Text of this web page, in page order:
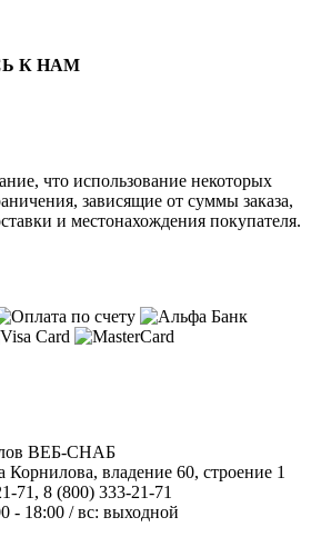
К НАМ
что использование некоторых
зависящие от суммы заказа,
и местонахождения покупателя.
ВЕБ-СНАБ
Корнилова, владение 60, строение 1
71 , 8 (800) 333-21-71
- 18:00 / вс: выходной